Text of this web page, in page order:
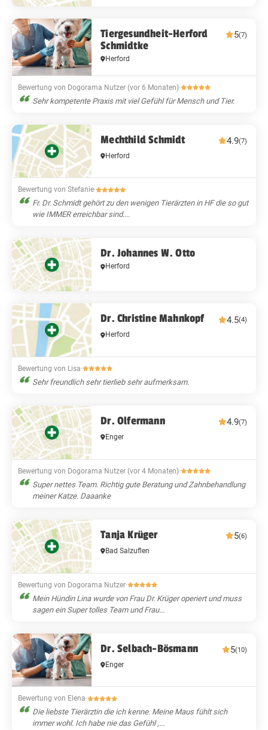
Tiergesundheit-Herford
Schmidtke
5(7)
Herford
Bewertung von Dogorama Nutzer (vor 6 Monaten)·
Sehr kompetente Praxis mit viel Gefühl für Mensch und Tier.
Mechthild Schmidt 4.9(7)
Herford
Bewertung von Stefanie·
Fr. Dr. Schmidt gehört zu den wenigen Tierärzten in HF die so gut
wie IMMER erreichbar sind....
Dr. Johannes W. Otto
Herford
Dr. Christine Mahnkopf 4.5(4)
Herford
Bewertung von Lisa·
Sehr freundlich sehr tierlieb sehr aufmerksam.
Dr. Olfermann 4.9(7)
Enger
Bewertung von Dogorama Nutzer (vor 4 Monaten)·
Super nettes Team. Richtig gute Beratung und Zahnbehandlung
meiner Katze. Daaanke
Tanja Krüger 5(6)
Bad Salzuflen
Bewertung von Dogorama Nutzer·
Mein Hündin Lina wurde von Frau Dr. Krüger operiert und muss
sagen ein Super tolles Team und Frau...
Dr. Selbach-Bösmann 5(10)
Enger
Bewertung von Elena·
Die liebste Tierärztin die ich kenne. Meine Maus fühlt sich
immer wohl. Ich habe nie das Gefühl ,...